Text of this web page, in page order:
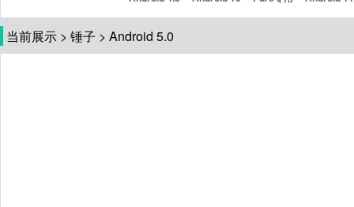
当前展示 > 锤子 > Android 5.0